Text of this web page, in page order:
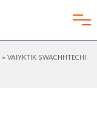
» VAIYKTIK SWACHHTECHI